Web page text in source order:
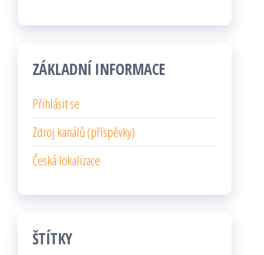
ZÁKLADNÍ INFORMACE
Přihlásit se
Zdroj kanálů (příspěvky)
Česká lokalizace
ŠTÍTKY